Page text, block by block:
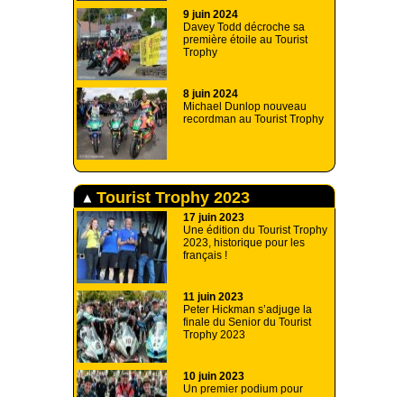
9 juin 2024
Davey Todd décroche sa
première étoile au Tourist
Trophy
8 juin 2024
Michael Dunlop nouveau
recordman au Tourist Trophy
Tourist Trophy 2023
17 juin 2023
Une édition du Tourist Trophy
2023, historique pour les
français !
11 juin 2023
Peter Hickman s’adjuge la
finale du Senior du Tourist
Trophy 2023
10 juin 2023
Un premier podium pour